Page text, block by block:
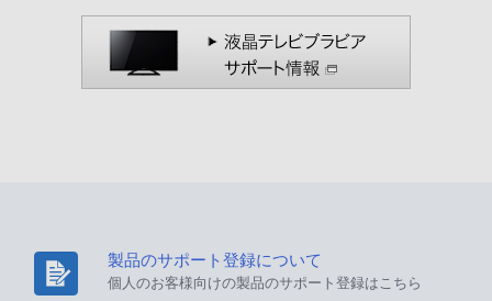
製品のサポート登録について
個人のお客様向けの製品のサポート登録はこちら